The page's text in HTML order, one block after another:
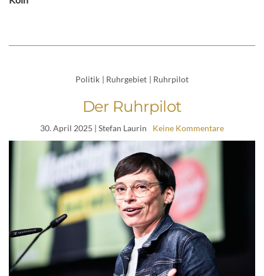
Politik | Ruhrgebiet | Ruhrpilot
Der Ruhrpilot
30. April 2025 | Stefan Laurin Keine Kommentare